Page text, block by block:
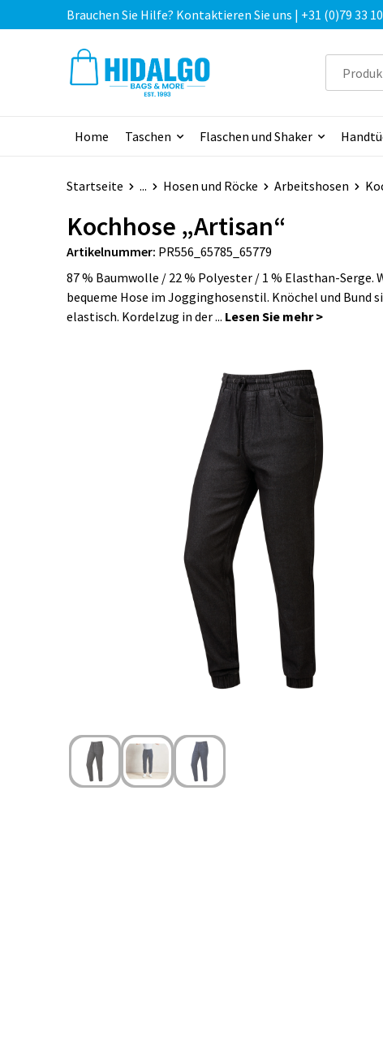
Brauchen Sie Hilfe? Kontaktieren Sie uns | +31 (0)79 33
Home Taschen Flaschen und Shaker
Startseite ... Hosen und Röcke Arbeitshosen
Kochhose „Artisan“
Artikelnummer: PR556_65785_65779
87 % Baumwolle / 22 % Polyester / 1 % Elasthan-Serge.
bequeme Hose im Jogginghosenstil. Knöchel und Bund
elastisch. Kordelzug in der ...